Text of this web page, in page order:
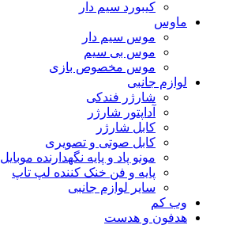
کیبورد سیم دار
ماوس
موس سیم دار
موس بی سیم
موس مخصوص بازی
لوازم جانبی
شارژر فندکی
آداپتور شارژر
کابل شارژر
کابل صوتی و تصویری
مونو پاد و پایه نگهدارنده موبایل
پایه و فن خنک کننده لپ تاپ
سایر لوازم جانبی
وب کم
هدفون و هدست